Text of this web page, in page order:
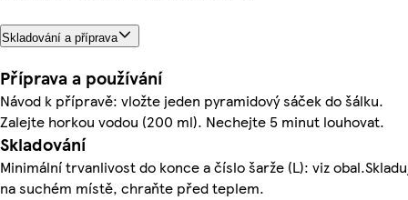
Skladování a příprava
Příprava a používání
Návod k přípravě: vložte jeden pyramidový sáček do šálku.
Zalejte horkou vodou (200 ml). Nechejte 5 minut louhovat.
Skladování
Minimální trvanlivost do konce a číslo šarže (L): viz
na suchém místě, chraňte před teplem.